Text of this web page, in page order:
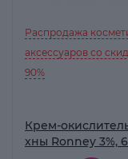
Распродажа
аксессуаров со
90%
Крем-
хны Ronney 3%,